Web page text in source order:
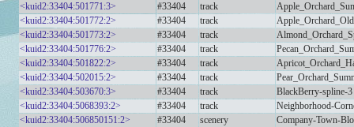
<kuid2:33404:501771:3>
#33404 track
<kuid2:33404:501772:2>
#33404 track
<kuid2:33404:501773:2>
#33404 track
<kuid2:33404:501776:2>
#33404 track
<kuid2:33404:501822:2>
#33404 track
<kuid2:33404:502015:2>
#33404 track
<kuid2:33404:503670:3>
#33404 track
BlackBerry-spline-3
<kuid2:33404:5068393:2>
#33404 track
Neighborhood-
<kuid2:33404:506850151:2>
#33404 scenery
Company-Town-